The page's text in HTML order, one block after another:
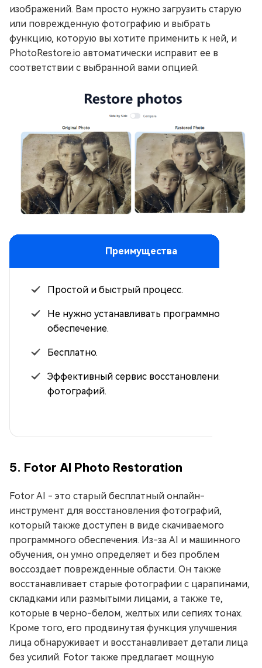
изображений. Вам просто нужно загрузить старую
или поврежденную фотографию и выбрать
функцию, которую вы хотите применить к ней, и
PhotoRestore.io автоматически исправит ее в
соответствии с выбранной вами опцией.
Преимущества
Простой и быстрый процесс.
Не нужно устанавливать программное
обеспечение.
Бесплатно.
Эффективный сервис восстановления AI-
фотографий.
5. Fotor AI Photo Restoration
Fotor AI - это старый бесплатный онлайн-
инструмент для восстановления фотографий,
который также доступен в виде скачиваемого
программного обеспечения. Из-за AI и машинного
обучения, он умно определяет и без проблем
воссоздает поврежденные области. Он также
восстанавливает старые фотографии с царапинами,
складками или размытыми лицами, а также те,
которые в черно-белом, желтых или сепиях тонах.
Кроме того, его продвинутая функция улучшения
лица обнаруживает и восстанавливает детали лица
без усилий. Fotor также предлагает мощную